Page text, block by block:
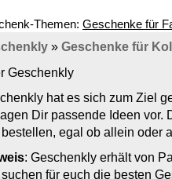
Themen: Geschenke für
» Geschenke für
Geschenkly
hat es sich zum Ziel
Dir passende Ideen vor.
egal ob allein oder
: Geschenkly erhält von
für euch die besten